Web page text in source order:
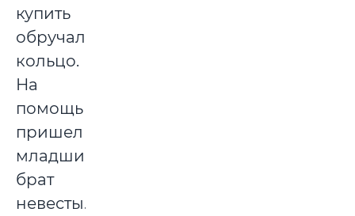
купить
обручальное
кольцо.
На
помощь
пришел
младший
брат
невесты.